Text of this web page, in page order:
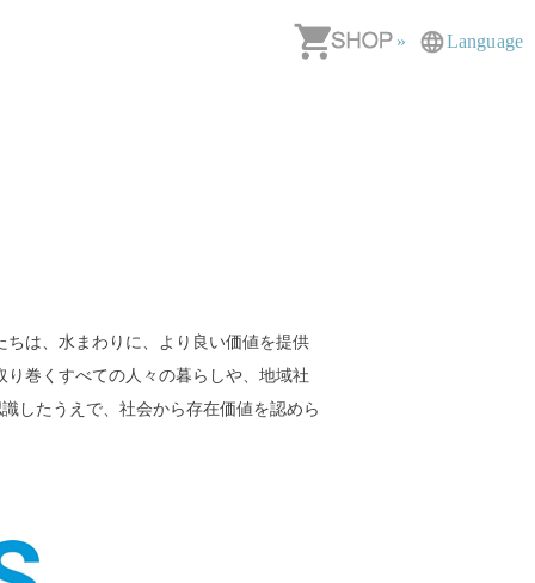
» Language
は、水まわりに、より良い価値を提供
巻くすべての人々の暮らしや、地域社
したうえで、社会から存在価値を認めら